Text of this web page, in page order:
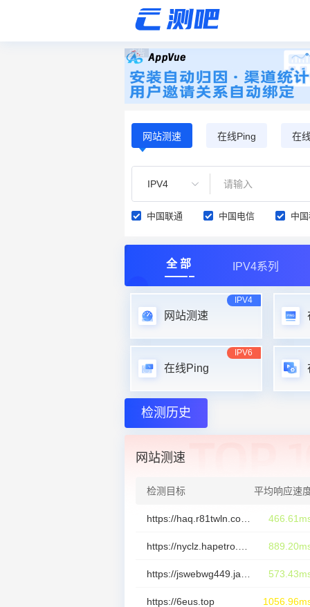
广告
网站测速 在线Ping 在
IPV4
中国联通 中国电信 中
全 部 IPV4系列
IPV4
网站测速
IPV6
在线Ping
检测历史
网站测速
检测目标 平均响应速
https://6eus.top